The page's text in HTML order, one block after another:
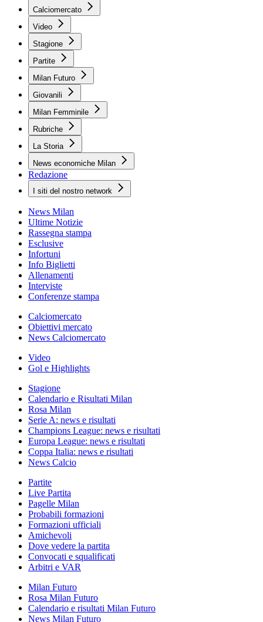
Calciomercato
Video
Stagione
Partite
Milan Futuro
Giovanili
Milan Femminile
Rubriche
La Storia
News economiche Milan
Redazione
I siti del nostro network
News Milan
Ultime Notizie
Rassegna stampa
Esclusive
Infortuni
Info Biglietti
Allenamenti
Interviste
Conferenze stampa
Calciomercato
Obiettivi mercato
News Calciomercato
Video
Gol e Highlights
Stagione
Calendario e Risultati Milan
Rosa Milan
Serie A: news e risultati
Champions League: news e risultati
Europa League: news e risultati
Coppa Italia: news e risultati
News Calcio
Partite
Live Partita
Pagelle Milan
Probabili formazioni
Formazioni ufficiali
Amichevoli
Dove vedere la partita
Convocati e squalificati
Arbitri e VAR
Milan Futuro
Rosa Milan Futuro
Calendario e risultati Milan Futuro
News Milan Futuro